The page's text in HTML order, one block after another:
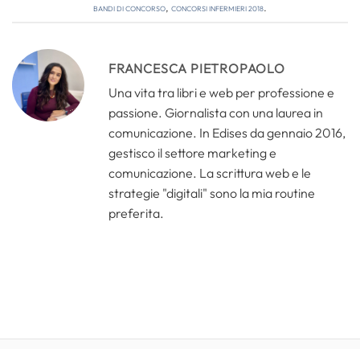
bandi di concorso, concorsi infermieri 2018.
FRANCESCA PIETROPAOLO
Una vita tra libri e web per professione e
passione. Giornalista con una laurea in
comunicazione. In Edises da gennaio 2016,
gestisco il settore marketing e
comunicazione. La scrittura web e le
strategie "digitali" sono la mia routine
preferita.